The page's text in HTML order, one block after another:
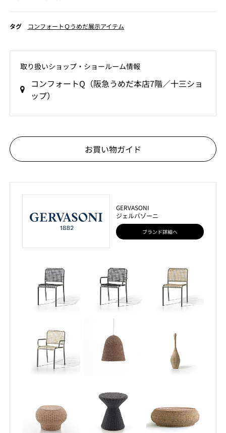
タグ コンフォートＱうめだ展示アイテム
取り扱いショップ‧ショールーム情報
コンフォートQ（阪急うめだ本店7階／十三ショ
ップ）
お買い物ガイド
GERVASONI
ジェルバゾーニ
ブランド詳細へ